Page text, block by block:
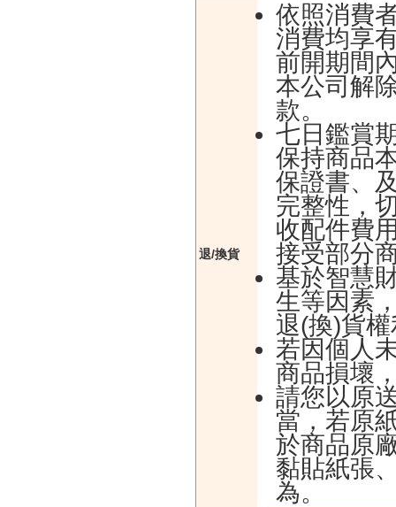
退/換貨
依照消費
消費均享
前開期間
本公司解
款。
七日鑑賞
保持商品
保證書、
完整性，
收配件費
接受部分
基於智慧
生等因素
退(換)貨
若因個人
商品損壞
請您以原
當，若原
於商品原
黏貼紙張
為。